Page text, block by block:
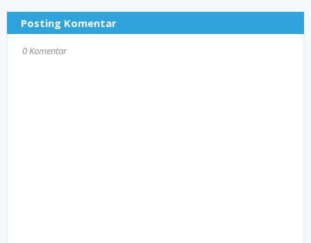
Posting Komentar
0 Komentar